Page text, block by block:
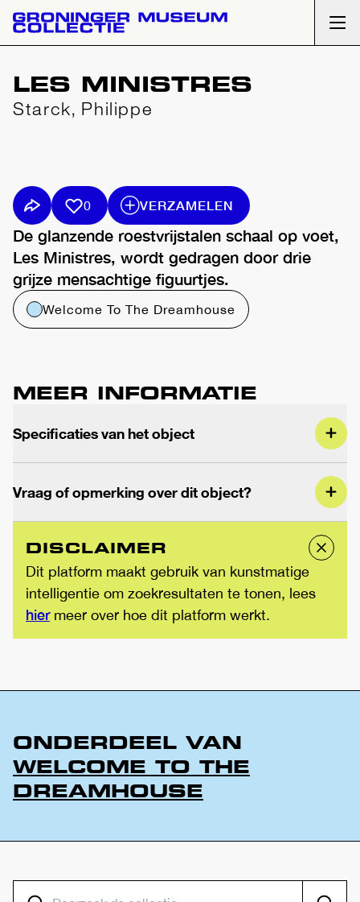
LES MINISTRES
Starck, Philippe
0 VERZAMELEN
De glanzende roestvrijstalen schaal op voet,
Les Ministres, wordt gedragen door drie
grijze mensachtige figuurtjes.
Welcome To The Dreamhouse
MEER INFORMATIE
Specificaties van het object
Vraag of opmerking over dit object?
DISCLAIMER
Dit platform maakt gebruik van kunstmatige
intelligentie om zoekresultaten te tonen, lees
hiermeer over hoe dit platform werkt.
ONDERDEEL VAN
WELCOME TO THE
DREAMHOUSE
DOORZOEK DE COLLECTIE